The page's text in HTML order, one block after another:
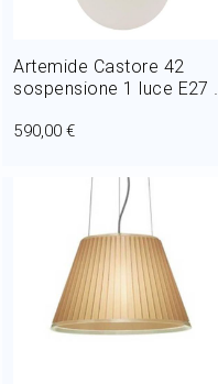
Artemide Castore 42
sospensione 1 luce E27 Ø
590,00 €